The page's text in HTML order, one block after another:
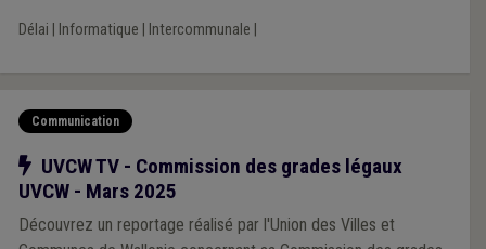
Délai Informatique Intercommunale
Communication
Notre action
UVCW TV - Commission des grades légaux
UVCW - Mars 2025
Découvrez un reportage réalisé par l'Union des Villes et